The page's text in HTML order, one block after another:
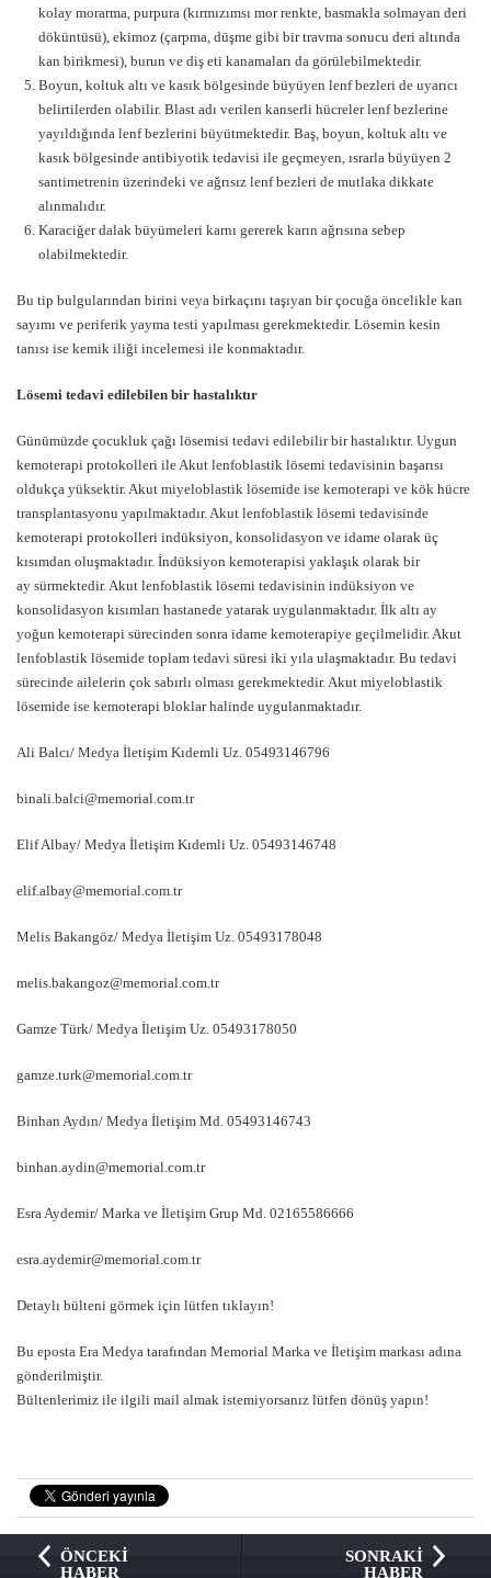
kolay morarma, purpura (kırmızımsı mor renkte, basmakla solmayan deri
döküntüsü), ekimoz (çarpma, düşme gibi bir travma sonucu deri altında
kan birikmesi), burun ve diş eti kanamaları da görülebilmektedir.
Boyun, koltuk altı ve kasık bölgesinde büyüyen lenf bezleri de uyarıcı
belirtilerden olabilir. Blast adı verilen kanserli hücreler lenf bezlerine
yayıldığında lenf bezlerini büyütmektedir. Baş, boyun, koltuk altı ve
kasık bölgesinde antibiyotik tedavisi ile geçmeyen, ısrarla büyüyen 2
santimetrenin üzerindeki ve ağrısız lenf bezleri de mutlaka dikkate
alınmalıdır.
Karaciğer dalak büyümeleri karnı gererek karın ağrısına sebep
olabilmektedir.
Bu tip bulgularından birini veya birkaçını taşıyan bir çocuğa öncelikle kan
sayımı ve periferik yayma testi yapılması gerekmektedir. Lösemin kesin
tanısı ise kemik iliği incelemesi ile konmaktadır.
Lösemi tedavi edilebilen bir hastalıktır
Günümüzde çocukluk çağı lösemisi tedavi edilebilir bir hastalıktır. Uygun
kemoterapi protokolleri ile Akut lenfoblastik lösemi tedavisinin başarısı
oldukça yüksektir. Akut miyeloblastik lösemide ise kemoterapi ve kök hücre
transplantasyonu yapılmaktadır. Akut lenfoblastik lösemi tedavisinde
kemoterapi protokolleri indüksiyon, konsolidasyon ve idame olarak üç
kısımdan oluşmaktadır. İndüksiyon kemoterapisi yaklaşık olarak bir
ay sürmektedir. Akut lenfoblastik lösemi tedavisinin indüksiyon ve
konsolidasyon kısımları hastanede yatarak uygulanmaktadır. İlk altı ay
yoğun kemoterapi sürecinden sonra idame kemoterapiye geçilmelidir. Akut
lenfoblastik lösemide toplam tedavi süresi iki yıla ulaşmaktadır. Bu tedavi
sürecinde ailelerin çok sabırlı olması gerekmektedir. Akut miyeloblastik
lösemide ise kemoterapi bloklar halinde uygulanmaktadır.
Ali Balcı/ Medya İletişim Kıdemli Uz. 05493146796
binali.balci@memorial.com.tr
Elif Albay/ Medya İletişim Kıdemli Uz. 05493146748
elif.albay@memorial.com.tr
Melis Bakangöz/ Medya İletişim Uz. 05493178048
melis.bakangoz@memorial.com.tr
Gamze Türk/ Medya İletişim Uz. 05493178050
gamze.turk@memorial.com.tr
Binhan Aydın/ Medya İletişim Md. 05493146743
binhan.aydin@memorial.com.tr
Esra Aydemir/ Marka ve İletişim Grup Md. 02165586666
esra.aydemir@memorial.com.tr
Detaylı bülteni görmek için lütfen tıklayın!
Bu eposta Era Medya tarafından Memorial Marka ve İletişim markası adına
gönderilmiştir.
Bültenlerimiz ile ilgili mail almak istemiyorsanız lütfen dönüş yapın!
ÖNCEKİ
HABER
SONRAKİ
HABER